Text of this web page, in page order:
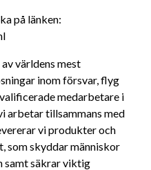
på länken:
världens mest
inom försvar, flyg
medarbetare i
arbetar tillsammans med
vi produkter och
som skyddar människor
samt säkrar viktig